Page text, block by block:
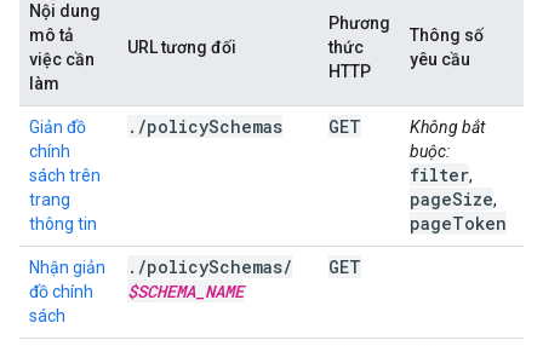
Nội dung
mô tả
việc cần
làm
URL tương đối
Phương
thức
HTTP
Thông số
yêu cầu
Giản đồ
chính
sách trên
trang
thông tin
. /policySchemas GET
Không bắt
buộc:
filter,
pageSize,
pageToken
Nhận giản
đồ chính
sách
. /policySchemas/
$SCHEMA_ NAME
GET